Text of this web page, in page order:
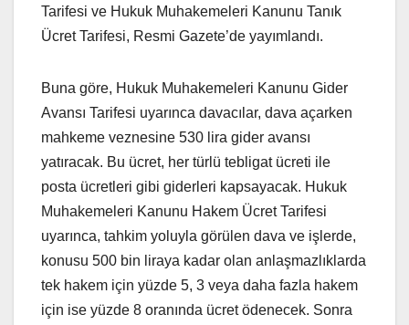
Tarifesi ve Hukuk Muhakemeleri Kanunu Tanık
Ücret Tarifesi, Resmi Gazete’de yayımlandı.
Buna göre, Hukuk Muhakemeleri Kanunu Gider
Avansı Tarifesi uyarınca davacılar, dava açarken
mahkeme veznesine 530 lira gider avansı
yatıracak. Bu ücret, her türlü tebligat ücreti ile
posta ücretleri gibi giderleri kapsayacak. Hukuk
Muhakemeleri Kanunu Hakem Ücret Tarifesi
uyarınca, tahkim yoluyla görülen dava ve işlerde,
konusu 500 bin liraya kadar olan anlaşmazlıklarda
tek hakem için yüzde 5, 3 veya daha fazla hakem
için ise yüzde 8 oranında ücret ödenecek. Sonra